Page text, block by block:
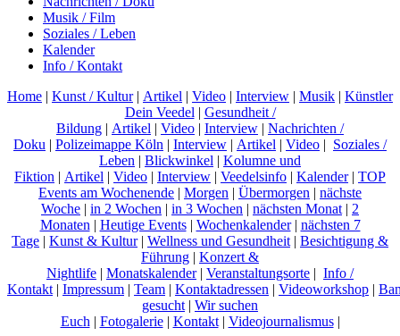
Musik / Film
Soziales / Leben
Kalender
Info / Kontakt
Home | Kunst / Kultur| Artikel | Video | Interview | Musik | Künstler
Dein Veedel | Gesundheit /
Bildung | Artikel | Video | Interview | Nachrichten /
Doku | Polizeimappe Köln | Interview | Artikel | Video | Soziales /
Leben | Blickwinkel | Kolumne und
Fiktion | Artikel | Video | Interview | Veedelsinfo | Kalender| TOP
Events am Wochenende | Morgen | Übermorgen | nächste
Woche | in 2 Wochen | in 3 Wochen | nächsten Monat | 2
Monaten | Heutige Events| Wochenkalender| nächsten 7
Tage | Kunst & Kultur| Wellness und Gesundheit | Besichtigung &
Führung | Konzert &
Nightlife | Monatskalender| Veranstaltungsorte | Info /
Kontakt | Impressum | Team | Kontaktadressen | Videoworkshop |
gesucht | Wir suchen
Euch | Fotogalerie| Kontakt| Videojournalismus|